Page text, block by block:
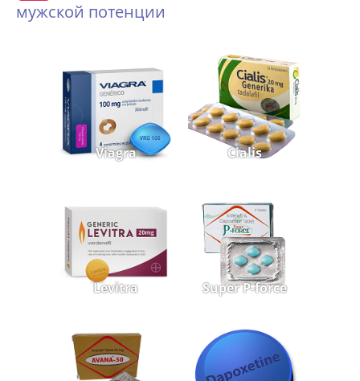
мужской потенции
Viagra Cialis
Levitra Super P-force